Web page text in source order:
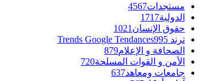
مستجدات4567
الدولية1717
حقوق الإنسان 1021
ترند Trends Google Tendances 995
الصحافة و الإعلام879
الأمن و القوات المسلحة720
جامعات ومعاهد637